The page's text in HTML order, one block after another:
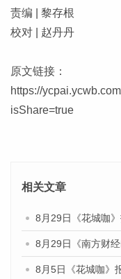
责编 | 黎存根
校对 | 赵丹丹
原文链接：
https://
isShare=true
相关文章